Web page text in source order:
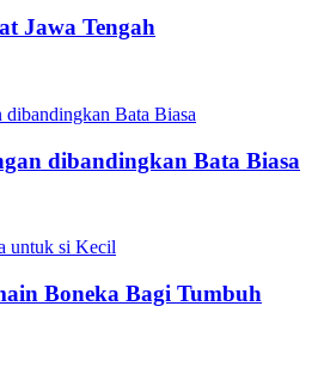
Jawa Tengah
dibandingkan Bata Biasa
Boneka Bagi Tumbuh